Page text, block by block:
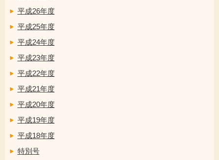
平成26年度
平成25年度
平成24年度
平成23年度
平成22年度
平成21年度
平成20年度
平成19年度
平成18年度
特別号